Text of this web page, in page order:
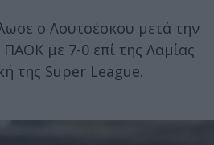
ο Λουτσέσκου μετά την
ΠΑΟΚ με 7-0 επί της Λαμίας
της Super League.